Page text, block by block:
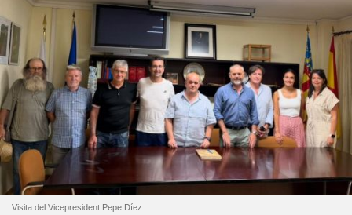
Visita del Vicepresident Pepe Díez